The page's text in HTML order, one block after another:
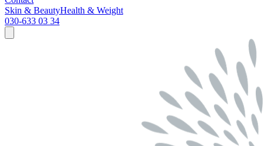
Skin & BeautyHealth & Weight
030-633 03 34